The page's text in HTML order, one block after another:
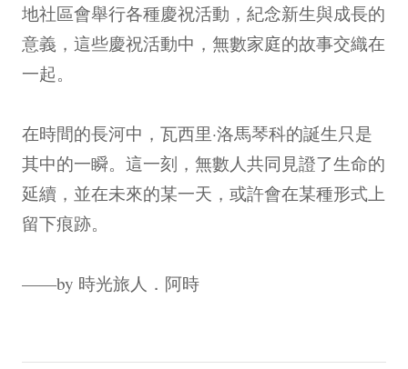
地社區會舉行各種慶祝活動，紀念新生與成長的
意義，這些慶祝活動中，無數家庭的故事交織在
一起。
在時間的長河中，瓦西里·洛馬琴科的誕生只是
其中的一瞬。這一刻，無數人共同見證了生命的
延續，並在未來的某一天，或許會在某種形式上
留下痕跡。
——by 時光旅人．阿時